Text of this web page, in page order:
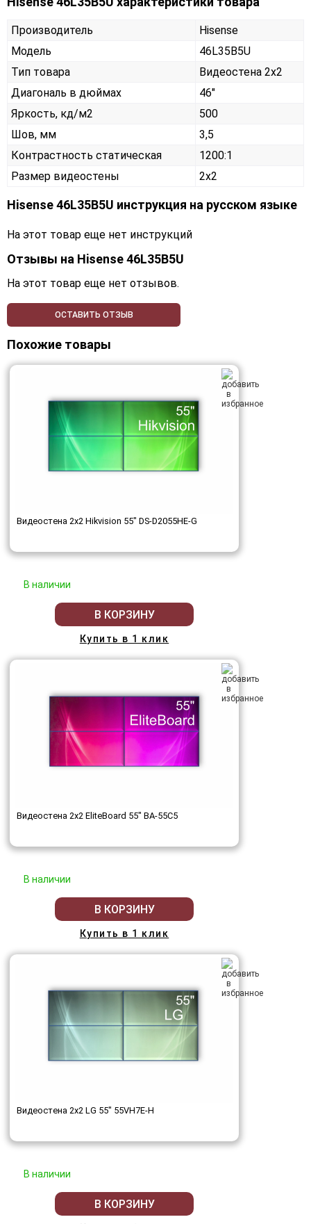
Производитель
Hisense
Модель
46L35B5U
Тип товара
Видеостена 2х2
Диагональ в дюймах
46"
Яркость, кд/м2
500
Шов, мм
3,5
Контрастность статическая
1200:1
Размер видеостены
2x2
Hisense 46L35B5U инструкция на русском языке
На этот товар еще нет инструкций
Отзывы на Hisense 46L35B5U
На этот товар еще нет отзывов.
ОСТАВИТЬ ОТЗЫВ
Похожие товары
Видеостена 2x2 Hikvision 55" DS-D2055HE-G
В наличии
В КОРЗИНУ
Купить в 1 клик
Видеостена 2x2 EliteBoard 55" BA-55C5
В наличии
В КОРЗИНУ
Купить в 1 клик
Видеостена 2x2 LG 55" 55VH7E-H
В наличии
В КОРЗИНУ